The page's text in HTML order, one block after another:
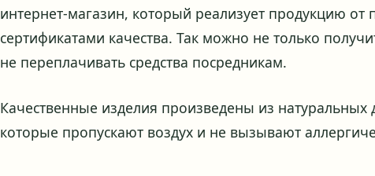
интернет-магазин, который реализует продукцию от
сертификатами качества. Так можно не только
не переплачивать средства посредникам.
Качественные изделия произведены из
которые пропускают воздух и не вызывают